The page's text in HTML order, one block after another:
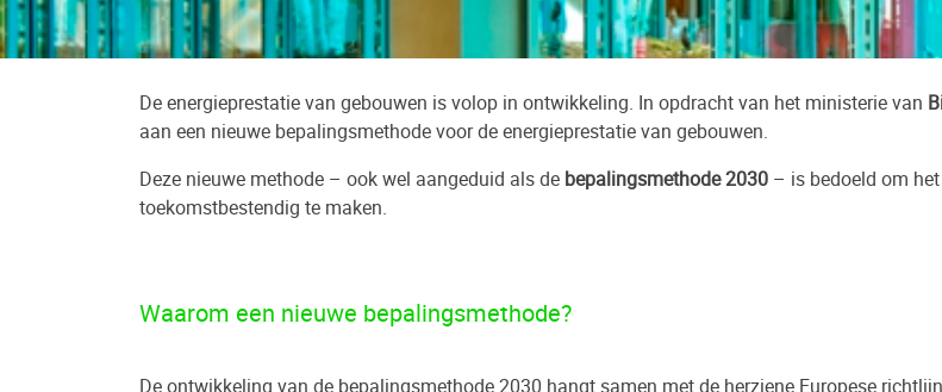
De energieprestatie van gebouwen is volop in ontwikkeling. In opdracht van het ministerie van
aan een nieuwe bepalingsmethode voor de energieprestatie van gebouwen.
Deze nieuwe methode – ook wel aangeduid als de bepalingsmethode 2030 – is bedoeld om
toekomstbestendig te maken.
Waarom een nieuwe bepalingsmethode?
De ontwikkeling van de bepalingsmethode 2030 hangt samen met de herziene Europese richtlijn